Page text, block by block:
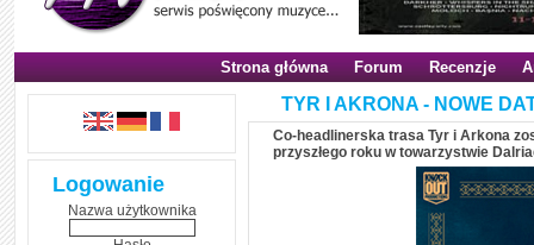
Strona główna Forum Recenzje
Logowanie
Nazwa użytkownika
TYR I AKRONA - NOWE
Co-headlinerska trasa Tyr i Arkona
przyszłego roku w towarzystwie